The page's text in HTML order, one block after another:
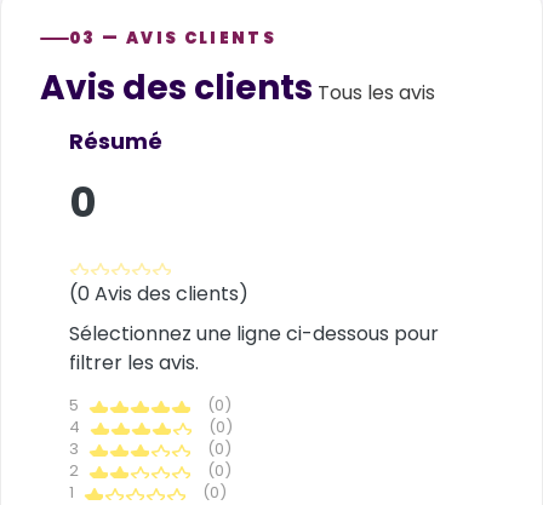
03 — AVIS CLIENTS
Customer reviews
Avis des clients Tous les avis
Résumé
0
(0 Avis des clients)
Sélectionnez une ligne ci-dessous pour
filtrer les avis.
5
(0)
4
(0)
3
(0)
2
(0)
1
(0)